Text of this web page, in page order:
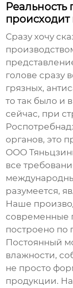
Реальность
Сразу хочу
голове сразу
грязных,
то так было и
сейчас, при
органов, это
ООО
все
разумеется,
Наше
современные
построено по
Постоянный
влажности,
не просто
продукции.